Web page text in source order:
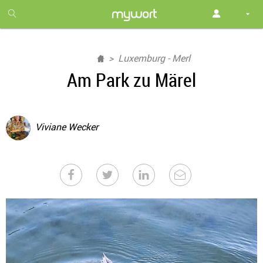
month
free
Luxemburg - Merl
Am Park zu Märel
Viviane Wecker